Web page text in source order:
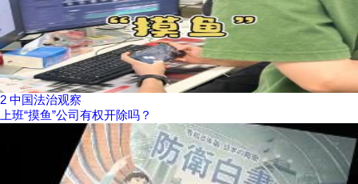
2 中国法治观察
上班“摸鱼”公司有权开除吗？